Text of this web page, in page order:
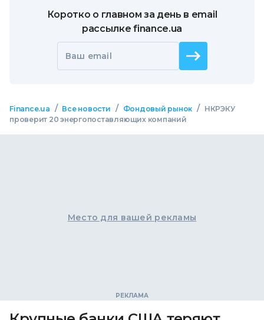
Коротко о главном за день в email
рассылке finance.ua
Ваш email
Finance.ua / Все новости / Фондовый рынок /
НКРЭКУ
проверит 20 энергопоставляющих компаний
Место для вашей рекламы